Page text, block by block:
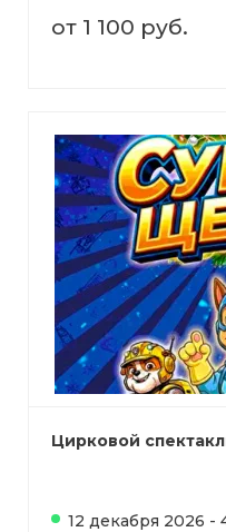
от 1 100 руб.
Цирковой
12 декабря 2026 -